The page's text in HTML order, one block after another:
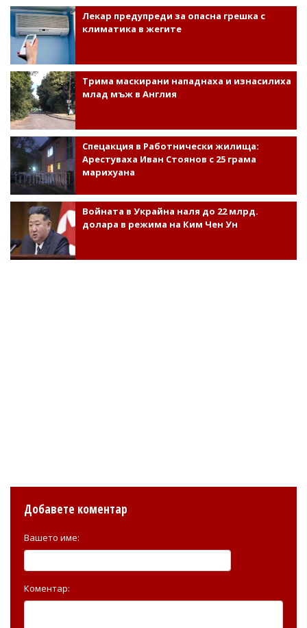
Лекар предупреди за опасна грешка с
климатика в жегите
Трима маскирани нападнаха и изнасилиха
млад мъж в Англия
Спецакция в Работнически жилища:
Арестуваха Иван Стоянов с 25 грама
марихуана
Войната в Украйна наля до 22 млрд.
долара в режима на Ким Чен Ун
Добавете коментар
Вашето име:
Коментар: